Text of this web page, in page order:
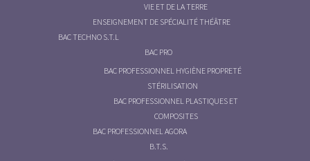
VIE ET DE LA TERRE
ENSEIGNEMENT DE SPÉCIALITÉ THÉÂTRE
BAC TECHNO S.T.L
BAC PRO
BAC PROFESSIONNEL HYGIÈNE PROPRETÉ
STÉRILISATION
BAC PROFESSIONNEL PLASTIQUES ET
COMPOSITES
BAC PROFESSIONNEL AGORA
B.T.S.